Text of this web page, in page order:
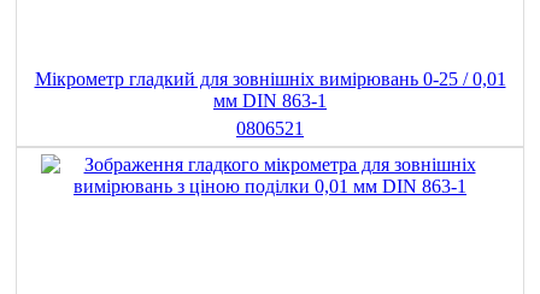
Мікрометр гладкий для зовнішніх вимірювань 0-25 / 0,01
мм DIN 863-1
0806521